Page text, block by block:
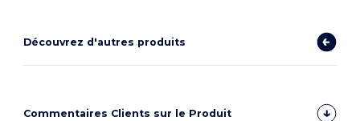
Découvrez d'autres produits
Commentaires Clients sur le Produit